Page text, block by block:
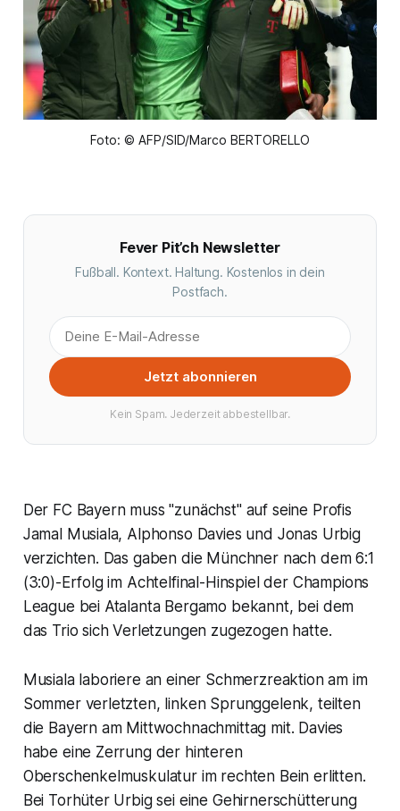
Foto: © AFP/SID/Marco BERTORELLO
Fever Pit’ch Newsletter
Fußball. Kontext. Haltung. Kostenlos in dein
Postfach.
Jetzt abonnieren
Kein Spam. Jederzeit abbestellbar.
Der FC Bayern muss "zunächst" auf seine Profis
Jamal Musiala, Alphonso Davies und Jonas Urbig
verzichten. Das gaben die Münchner nach dem 6:1
(3:0)-Erfolg im Achtelfinal-Hinspiel der Champions
League bei Atalanta Bergamo bekannt, bei dem
das Trio sich Verletzungen zugezogen hatte.
Musiala laboriere an einer Schmerzreaktion am im
Sommer verletzten, linken Sprunggelenk, teilten
die Bayern am Mittwochnachmittag mit. Davies
habe eine Zerrung der hinteren
Oberschenkelmuskulatur im rechten Bein erlitten.
Bei Torhüter Urbig sei eine Gehirnerschütterung